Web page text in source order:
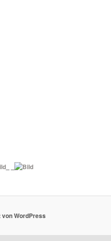
WordPress